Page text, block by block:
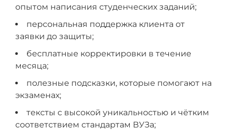
опытом написания студенческих заданий;
персональная поддержка клиента от
заявки до защиты;
бесплатные корректировки в течение
месяца;
полезные подсказки, которые помогают на
экзаменах;
тексты с высокой уникальностью и чётким
соответствием стандартам ВУЗа;